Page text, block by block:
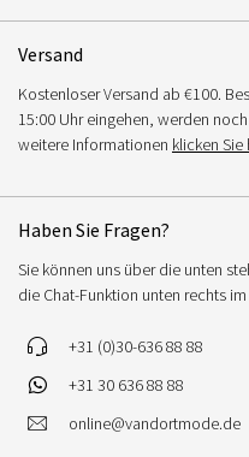
Versand
Kostenloser Versand ab €100.
15:00 Uhr eingehen, werden
weitere Informationen klicken Sie
Haben Sie Fragen?
Sie können uns über die unten
die Chat-Funktion unten rechts
+31 (0)30-636 88 88
+31 30 636 88 88
online@vandortmode.de